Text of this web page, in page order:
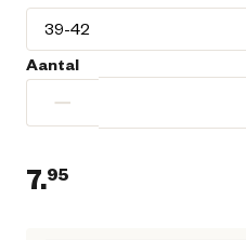
Aantal
−
7.95